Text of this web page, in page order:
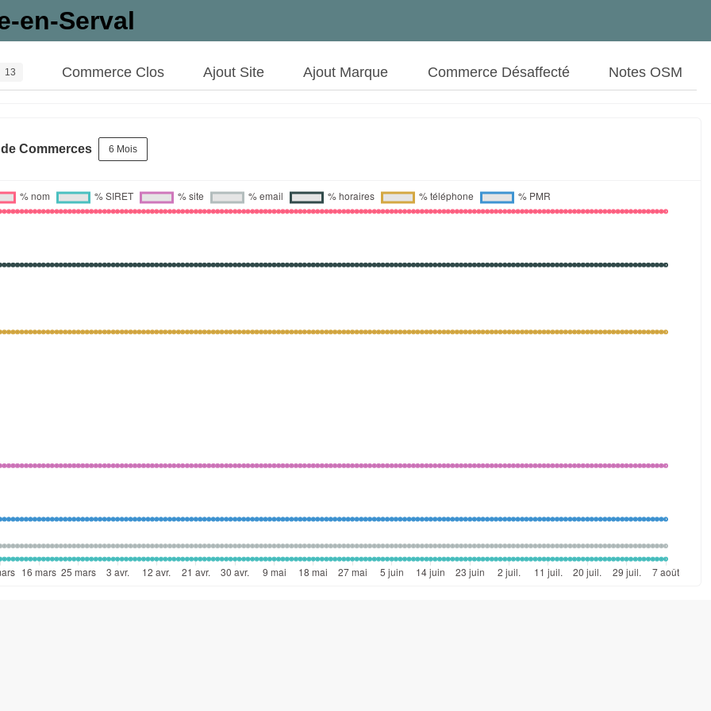
en-Serval
13 Commerce Clos Ajout Site Ajout Marque Commerce Désaffecté Notes OSM
Commerces 6 Mois